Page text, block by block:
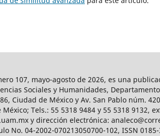
107, mayo-agosto de 2026, es una
Sociales y Humanidades,
Ciudad de México y Av. San Pablo núm.
Tels.: 55 5318 9484 y 55 5318 9132,
y dirección electrónica:
No. 04-2002-070213050700-102, ISSN